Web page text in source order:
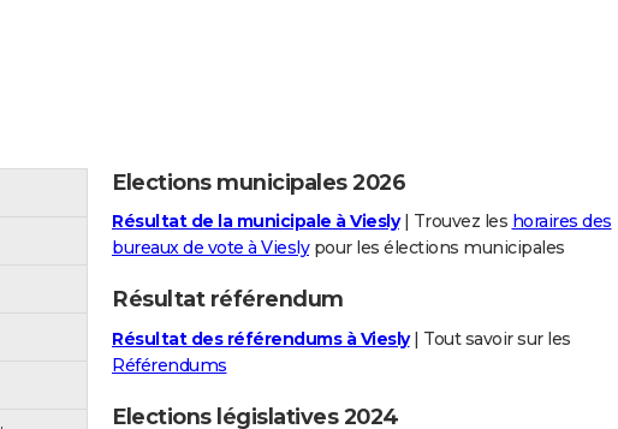
Elections municipales 2026
Résultat de la municipale à Viesly| Trouvez les horaires des
bureaux de vote à Vieslypour les élections municipales
Résultat référendum
Résultat des référendums à Viesly| Tout savoir sur les
Référendums
Elections législatives 2024